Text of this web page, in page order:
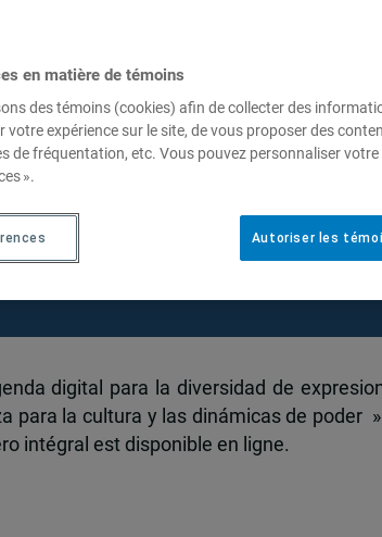
for the Diversity of
new
digital para la diversidad de
para la cultura y las dinámicas de poder »
intégral est disponible en ligne.
en matière de témoins
des témoins (cookies) afin de collecter des
votre expérience sur le site, de vous proposer des
de fréquentation, etc. Vous pouvez personnaliser
».
Autoriser les